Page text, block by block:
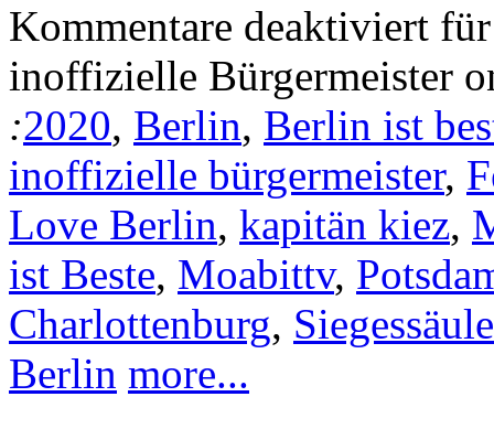
Kommentare deaktiviert
inoffizielle Bürgermeister
:2020, Berlin, Berlin ist
inoffizielle bürgermeister,
Love Berlin, kapitän kiez,
ist Beste, Moabittv,
Charlottenburg, Siegessäule
Berlin more...